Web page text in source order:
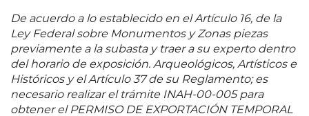
Instituto de Arte Moderno de Boston y en México
tuvo su primera exposición en la Galería de Arte
Mexicano. Fuentes consultadas: TOVAR DE TERESA,
Guillermo.Repertorio de artistas en México.Tomo II.
México. Grupo Financiero Bancomer, 1996, pág. 120 y
sitio oficial de la Colección Blaisten
www.museoblaisten.com 77.3 x 66 cm
De acuerdo a lo establecido en el Artículo 16, de la
Ley Federal sobre Monumentos y Zonas piezas
previamente a la subasta y traer a su experto dentro
del horario de exposición. Arqueológicos, Artísticos e
Históricos y el Artículo 37 de su Reglamento; es
necesario realizar el trámite INAH-00-005 para
obtener el PERMISO DE EXPORTACIÓN TEMPORAL